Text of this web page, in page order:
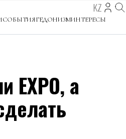
KZ
СОБЫТИЯГЕДОНИЗМИНТЕРЕСЫ
EXPO, а